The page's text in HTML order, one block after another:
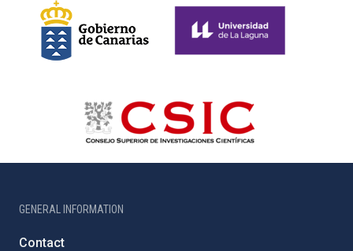
GENERAL INFORMATION
Contact